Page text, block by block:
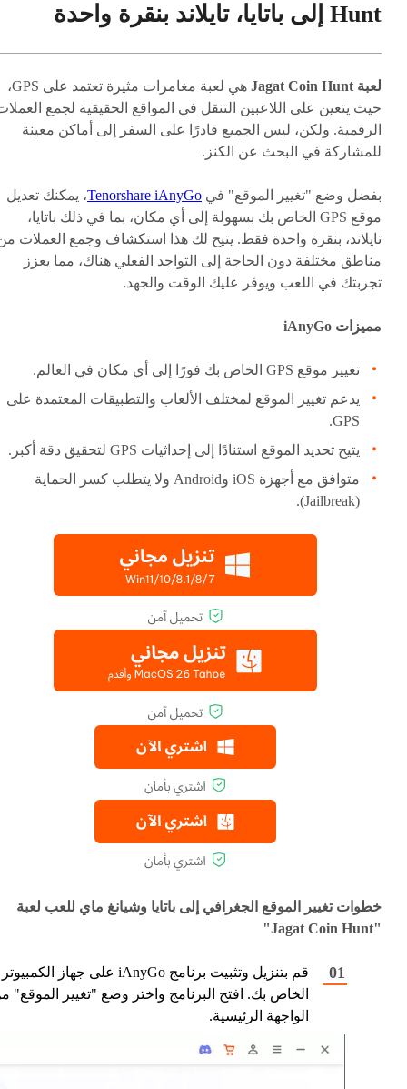
Hunt إلى باتايا، تايلاند بنقرة واحدة
لعبة Jagat Coin Hunt
هي لعبة مغامرات مثيرة تعتمد على GPS،
حيث يتعين على اللاعبين التنقل في المواقع الحقيقية لجمع
الرقمية. ولكن، ليس الجميع قادرًا على السفر إلى أماكن معينة
للمشاركة في البحث عن الكنز.
بفضل وضع "تغيير الموقع" في Tenorshare iAnyGo، يمكنك تعديل
موقع GPS الخاص بك بسهولة إلى أي مكان، بما في ذلك باتايا،
تايلاند، بنقرة واحدة فقط. يتيح لك هذا استكشاف وجمع العملات
مناطق مختلفة دون الحاجة إلى التواجد الفعلي هناك، مما يعزز
تجربتك في اللعب ويوفر عليك الوقت والجهد.
مميزات iAnyGo
تغيير موقع GPS الخاص بك فورًا إلى أي مكان في العالم.
يدعم تغيير الموقع لمختلف الألعاب والتطبيقات المعتمدة على
GPS.
يتيح تحديد الموقع استنادًا إلى إحداثيات GPS لتحقيق دقة أكبر.
متوافق مع أجهزة iOS وAndroid ولا يتطلب كسر الحماية
(Jailbreak).
خطوات تغيير الموقع الجغرافي إلى باتايا وشيانغ ماي للعب لعبة
"Jagat Coin Hunt"
قم بتنزيل وتثبيت برنامج iAnyGo على جهاز الكمبيوتر
الخاص بك. افتح البرنامج واختر وضع "تغيير الموقع"
الواجهة الرئيسية.